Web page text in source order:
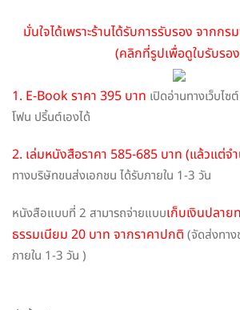
มั่นใจได้เพราะร้านได้รับการรับรอง จากก
(คลิกที่รูปเพื่อดูใบรับรอ
1. E-Book ราคา 395 บาท เปิดอ่านทางเว็บไ
โฟน ปริ้นต์เองได้
2. เล่มหนังสือราคา 585-685 บาท (แล้วแต่จ
ทางบริษัทขนส่งเอกชน ได้รับภายใน 1-3 วัน
หนังสือแบบที่ 2 สามารถจ่ายแบบเก็บเงินปลาย
ธรรมเนียม 20 บาท จากราคาปกติ (จัดส่งทาง
ภายใน 1-3 วัน )